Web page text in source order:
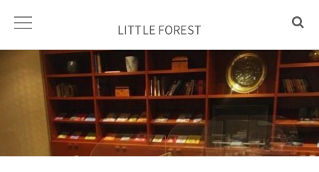
LITTLE FOREST